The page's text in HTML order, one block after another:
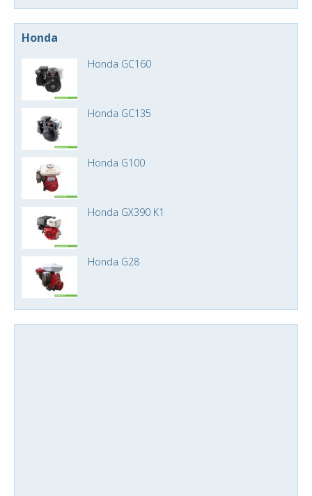
Honda
Honda GC160
Honda GC135
Honda G100
Honda GX390 K1
Honda G28